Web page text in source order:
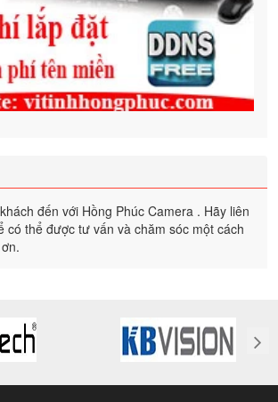
đến với Hồng Phúc Camera . Hãy liên
có thể được tư vấn và chăm sóc một cách